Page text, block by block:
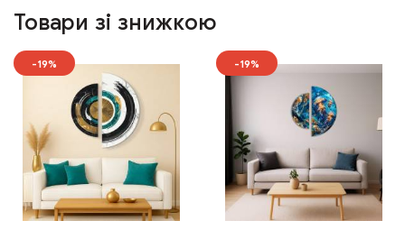
Товари зі знижкою
-19% -19%